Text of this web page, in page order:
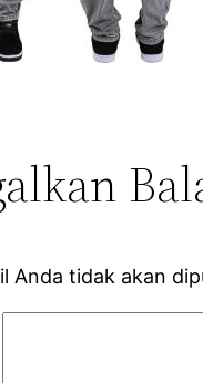
Anda tidak akan